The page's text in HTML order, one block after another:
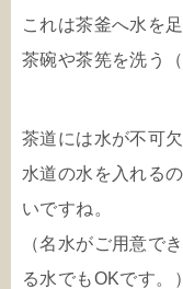
これは茶釜へ水を
茶碗や茶筅を洗う
茶道には水が不可欠
水道の水を入れる
いですね。
（名水がご用意で
る水でもOKです。）